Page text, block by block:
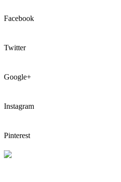
Facebook
Twitter
Google+
Instagram
Pinterest